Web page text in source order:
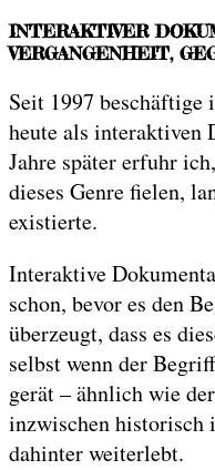
INTERAKTIVER
VERGANGENHEIT,
Seit 1997
heute als interaktiven
Jahre später erfuhr
dieses Genre fielen,
existierte.
Interaktive
schon, bevor es den
überzeugt, dass es
selbst wenn der
gerät – ähnlich wie
inzwischen historisch
dahinter weiterlebt.